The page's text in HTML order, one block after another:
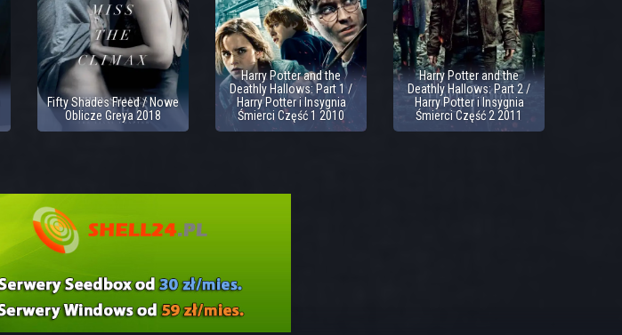
Fifty Shades Freed / Nowe
Oblicze Greya 2018
Harry Potter and the
Deathly Hallows: Part 1 /
Harry Potter i Insygnia
Śmierci Część 1 2010
Harry Potter and the
Deathly Hallows: Part 2 /
Harry Potter i Insygnia
Śmierci Część 2 2011